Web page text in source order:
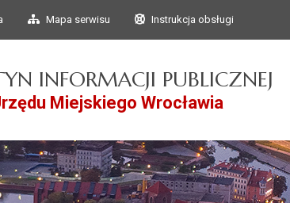
Przejdź do głównego
Przejdź do treści
Mapa serwisu Instrukcja obsługi
INFORMACJI PUBLICZNEJ
Miejskiego Wrocławia